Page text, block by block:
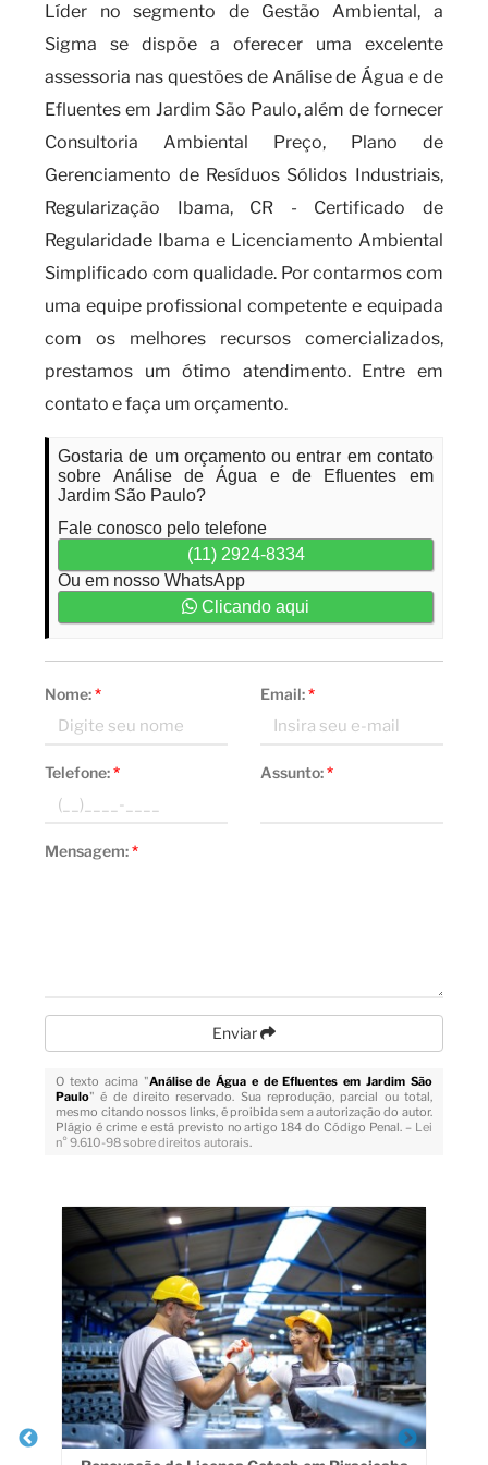
Líder no segmento de Gestão Ambiental, a
Sigma se dispõe a oferecer uma excelente
assessoria nas questões de Análise de Água e de
Efluentes em Jardim São Paulo, além de fornecer
Consultoria Ambiental Preço, Plano de
Gerenciamento de Resíduos Sólidos Industriais,
Regularização Ibama, CR - Certificado de
Regularidade Ibama e Licenciamento Ambiental
Simplificado com qualidade. Por contarmos com
uma equipe profissional competente e equipada
com os melhores recursos comercializados,
prestamos um ótimo atendimento. Entre em
contato e faça um orçamento.
Gostaria de um orçamento ou entrar em contato
sobre Análise de Água e de Efluentes em
Jardim São Paulo?
Fale conosco pelo telefone
(11) 2924-8334
Ou em nosso WhatsApp
Clicando aqui
Nome:* Email:*
Telefone:* Assunto:*
Mensagem:*
Enviar
O texto acima "Análise de Água e de Efluentes em Jardim São
Paulo" é de direito reservado. Sua reprodução, parcial ou total,
mesmo citando nossos links, é proibida sem a autorização do autor.
Plágio é crime e está previsto no artigo 184 do Código Penal. – Lei
n° 9.610-98 sobre direitos autorais.